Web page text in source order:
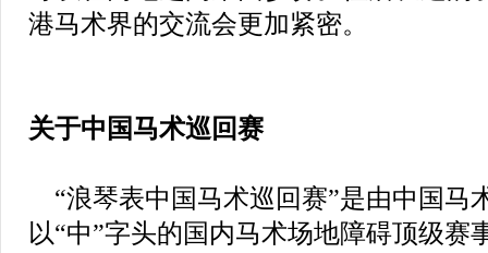
港马术界的交流会更加紧密。
关于中国马术巡回赛
“浪琴表中国马术巡回赛”是由中国马
以“中”字头的国内马术场地障碍顶级赛